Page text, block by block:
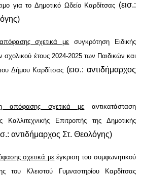
για το Δημοτικό Ωδείο Καρδίτσας (εισ.:
σχετικά με συγκρότηση Ειδικής
σχολικού έτους 2024-2025 των Παιδικών και
Δήμου Καρδίτσας (εισ.: αντιδήμαρχος
απόφασης σχετικά με αντικατάσταση
Καλλιτεχνικής Επιτροπής της Δημοτικής
αντιδήμαρχος Στ. Θεολόγης)
σχετικά με έγκριση του συμφωνητικού
του
Κλειστού Γυμναστηρίου Καρδίτσας